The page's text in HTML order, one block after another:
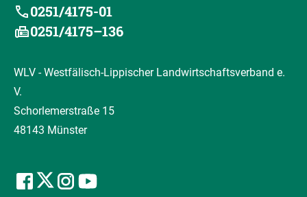
0251/4175-01
0251/4175–136
WLV - Westfälisch-Lippischer Landwirtschaftsverband e.
V.
Schorlemerstraße 15
48143 Münster